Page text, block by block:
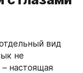
вид
не
– настоящая